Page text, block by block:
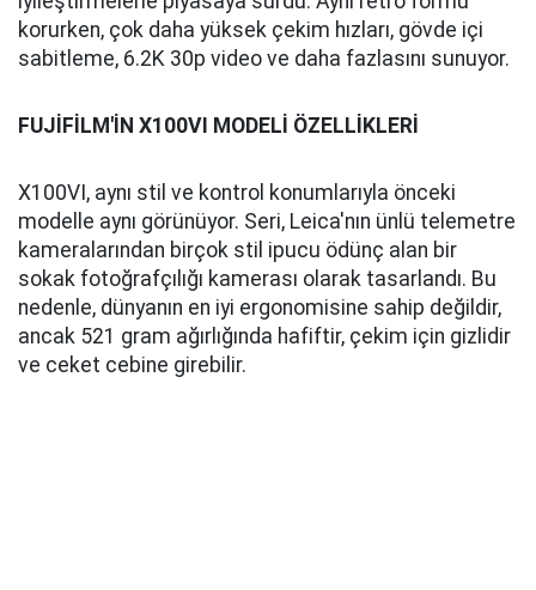
korurken, çok daha yüksek çekim hızları, gövde içi
sabitleme, 6.2K 30p video ve daha fazlasını sunuyor.
FUJİFİLM'İN X100VI MODELİ ÖZELLİKLERİ
X100VI, aynı stil ve kontrol konumlarıyla önceki
modelle aynı görünüyor. Seri, Leica'nın ünlü telemetre
kameralarından birçok stil ipucu ödünç alan bir
sokak fotoğrafçılığı kamerası olarak tasarlandı. Bu
nedenle, dünyanın en iyi ergonomisine sahip değildir,
ancak 521 gram ağırlığında hafiftir, çekim için gizlidir
ve ceket cebine girebilir.